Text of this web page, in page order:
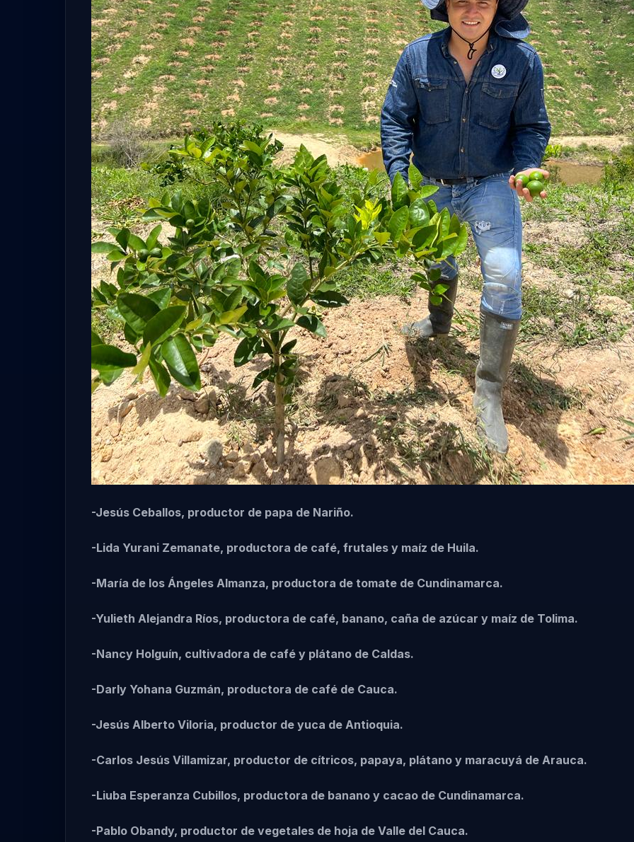
-Jesús Ceballos, productor de papa de Nariño.
-Lida Yurani Zemanate, productora de café, frutales y maíz de Huila.
-María de los Ángeles Almanza, productora de tomate de Cundinamarca.
-Yulieth Alejandra Ríos, productora de café, banano, caña de azúcar y maíz de Tolima.
-Nancy Holguín, cultivadora de café y plátano de Caldas.
-Darly Yohana Guzmán, productora de café de Cauca.
-Jesús Alberto Viloria, productor de yuca de Antioquia.
-Carlos Jesús Villamizar, productor de cítricos, papaya, plátano y maracuyá de Arauca.
-Liuba Esperanza Cubillos, productora de banano y cacao de Cundinamarca.
-Pablo Obandy, productor de vegetales de hoja de Valle del Cauca.